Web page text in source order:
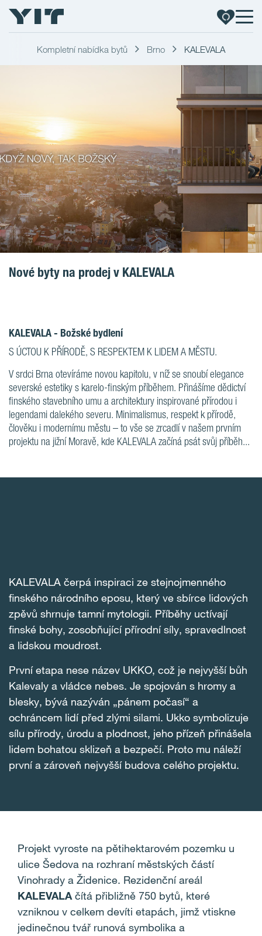
Kompletní nabídka bytů Brno KALEVALA
Nové byty na prodej v KALEVALA
KALEVALA - Božské bydlení
S ÚCTOU K PŘÍRODĚ, S RESPEKTEM K LIDEM A MĚSTU.
V srdci Brna otevíráme novou kapitolu, v níž se snoubí elegance
severské estetiky s karelo-finským příběhem. Přinášíme dědictví
finského stavebního umu a architektury inspirované přírodou i
legendami dalekého severu. Minimalismus, respekt k přírodě,
člověku i modernímu městu – to vše se zrcadlí v našem prvním
projektu na jižní Moravě, kde KALEVALA začíná psát svůj příběh...
KALEVALA čerpá inspiraci ze stejnojmenného
finského národního eposu, který ve sbírce lidových
zpěvů shrnuje tamní mytologii. Příběhy uctívají
finské bohy, zosobňující přírodní síly, spravedlnost
a lidskou moudrost.
První etapa nese název UKKO, což je nejvyšší bůh
Kalevaly a vládce nebes. Je spojován s hromy a
blesky, bývá nazýván „pánem počasí“ a
ochráncem lidí před zlými silami. Ukko symbolizuje
sílu přírody, úrodu a plodnost, jeho přízeň přinášela
lidem bohatou sklizeň a bezpečí. Proto mu náleží
první a zároveň nejvyšší budova celého projektu.
Projekt vyroste na pětihektarovém pozemku u
ulice Šedova na rozhraní městských částí
Vinohrady a Židenice. Rezidenční areál
KALEVALA čítá přibližně 750 bytů, které
vzniknou v celkem devíti etapách, jimž vtiskne
jedinečnou tvář runová symbolika a